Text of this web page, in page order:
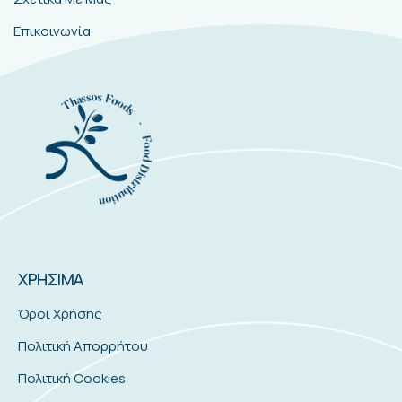
Επικοινωνία
ΧΡΗΣΙΜΑ
Όροι Χρήσης
Πολιτική Απορρήτου
Πολιτική Cookies